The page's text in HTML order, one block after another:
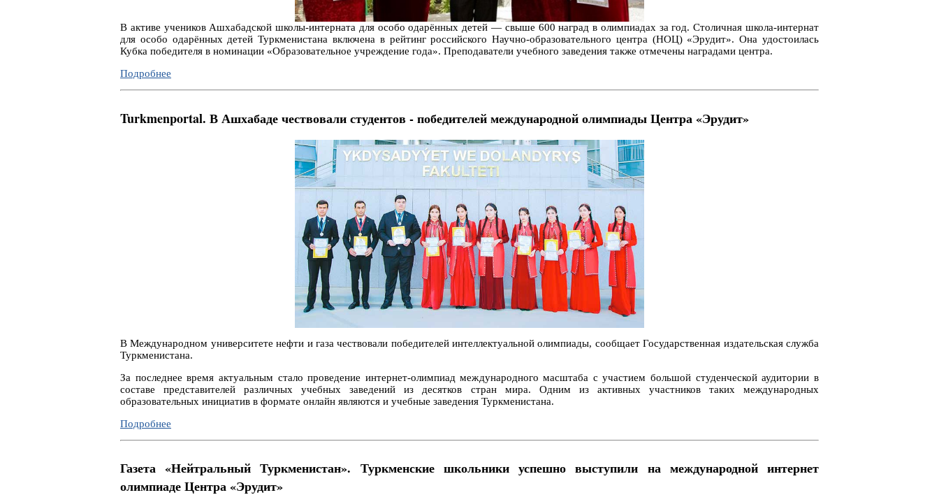
В активе учеников Ашхабадской школы-интерната для особо одарённых детей — свыше 600 наград в олимпиадах за год. Столичная школа-интернат
для особо одарённых детей Туркменистана включена в рейтинг российского Научно-образовательного центра (НОЦ) «Эрудит». Она удостоилась
Кубка победителя в номинации «Образовательное учреждение года». Преподаватели учебного заведения также отмечены наградами центра.
Подробнее
Turkmenportal. В Ашхабаде чествовали студентов - победителей международной олимпиады Центра «Эрудит»
В Международном университете нефти и газа чествовали победителей интеллектуальной олимпиады, сообщает Государственная издательская служба
Туркменистана.
За последнее время актуальным стало проведение интернет-олимпиад международного масштаба с участием большой студенческой аудитории в
составе представителей различных учебных заведений из десятков стран мира. Одним из активных участников таких международных
образовательных инициатив в формате онлайн являются и учебные заведения Туркменистана.
Подробнее
Газета «Нейтральный Туркменистан». Туркменские школьники успешно выступили на международной интернет
олимпиаде Центра «Эрудит»